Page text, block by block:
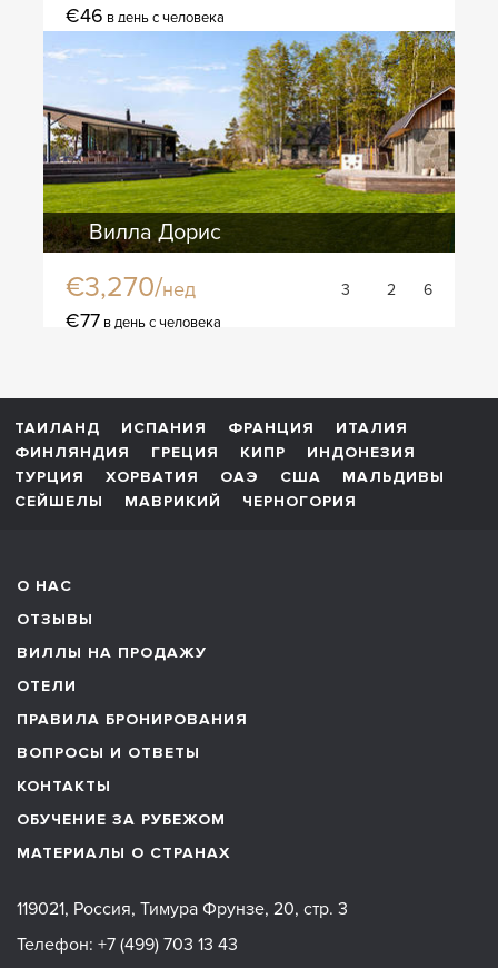
€46 в день с человека
Вилла Дорис
€3,270/нед 3 2 6
€77 в день с человека
ТАИЛАНД ИСПАНИЯ ФРАНЦИЯ
ИТАЛИЯ
ФИНЛЯНДИЯ
ГРЕЦИЯ КИПР
ИНДОНЕЗИЯ
ТУРЦИЯ
ХОРВАТИЯ ОАЭ США
МАЛЬДИВЫ
СЕЙШЕЛЫ
МАВРИКИЙ ЧЕРНОГОРИЯ
О НАС
ОТЗЫВЫ
ВИЛЛЫ НА ПРОДАЖУ
ОТЕЛИ
ПРАВИЛА БРОНИРОВАНИЯ
ВОПРОСЫ И ОТВЕТЫ
КОНТАКТЫ
ОБУЧЕНИЕ ЗА РУБЕЖОМ
МАТЕРИАЛЫ О СТРАНАХ
119021, Россия, Тимура Фрунзе, 20, стр. 3
Телефон: +7 (499) 703 13 43